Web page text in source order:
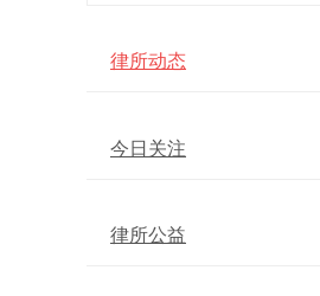
律所动态
今日关注
律所公益